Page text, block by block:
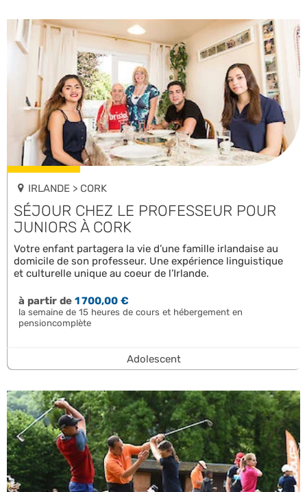
IRLANDE > CORK
SÉJOUR CHEZ LE PROFESSEUR POUR
JUNIORS À CORK
Votre enfant partagera la vie d’une famille irlandaise au
domicile de son professeur. Une expérience linguistique
et culturelle unique au coeur de l’Irlande.
à partir de1 700,00 €
la semaine de 15 heures de cours et hébergement en
pensioncomplète
Adolescent